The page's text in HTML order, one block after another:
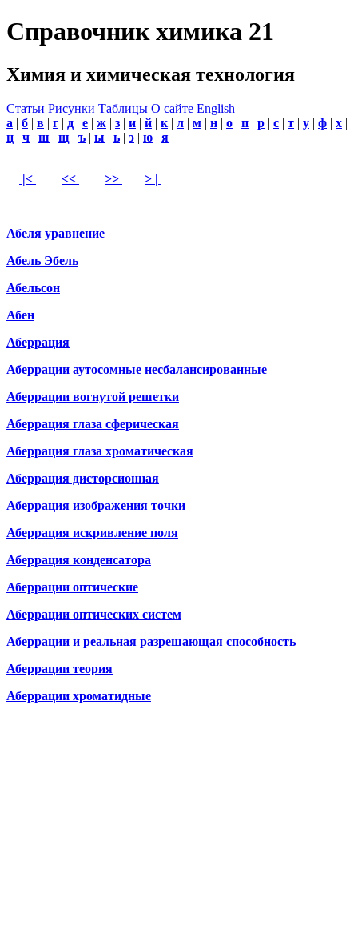
Справочник химика 21
Химия и химическая технология
Статьи Рисунки Таблицы О сайте English
а | б | в | г | д | е | ж | з | и | й | к | л | м | н | о | п | р | с | т | у | ф | х |
ц | ч | ш | щ | ъ | ы | ь | э | ю | я
|< << >> > |
Абеля уравнение
Абель Эбель
Абельсон
Абен
Аберрация
Аберрации аутосомные несбалансированные
Аберрации вогнутой решетки
Аберрация глаза сферическая
Аберрация глаза хроматическая
Аберрация дисторсионная
Аберрация изображения точки
Аберрация искривление поля
Аберрация конденсатора
Аберрации оптические
Аберрации оптических систем
Аберрации и реальная разрешающая способность
Аберрации теория
Аберрации хроматидные